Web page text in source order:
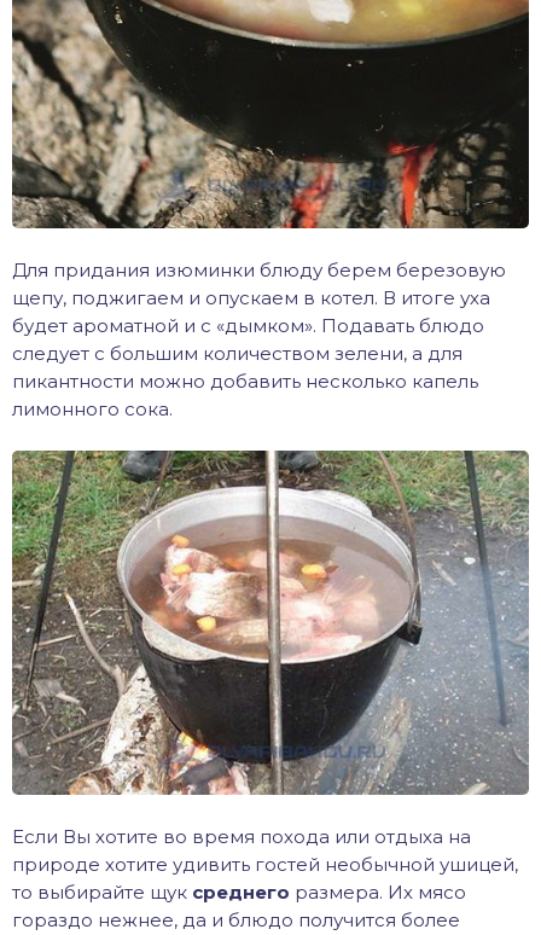
Для придания изюминки блюду берем березовую
щепу, поджигаем и опускаем в котел. В итоге уха
будет ароматной и с «дымком». Подавать блюдо
следует с большим количеством зелени, а для
пикантности можно добавить несколько капель
лимонного сока.
Если Вы хотите во время похода или отдыха на
природе хотите удивить гостей необычной ушицей,
то выбирайте щук среднего размера. Их мясо
гораздо нежнее, да и блюдо получится более